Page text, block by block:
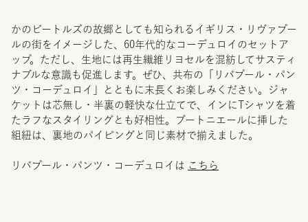
かのビートルズの故郷としても知られるイギリス・リヴァプー
ルの街をイメージした、60年代的なコーデュロイのセットア
ップ。ただし、生地には再生繊維リヨセルを混紡してサスティ
ナブルな意識も促進します。ぜひ、共布の「リバプール・パン
ツ・コーデュロイ」とともに末長くお楽しみください。ジャ
ケットは芯無し・半裏の軽快な仕立てで、インにTシャツを着
たラフなスタイリングとも好相性。ブートニエールに挿した
組紐は、裏地のパイピングと同じ素材で揃えました。
リバプール・パンツ・コーデュロイは こちら